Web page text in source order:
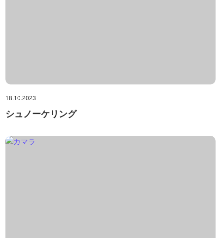
18.10.2023
シュノーケリング